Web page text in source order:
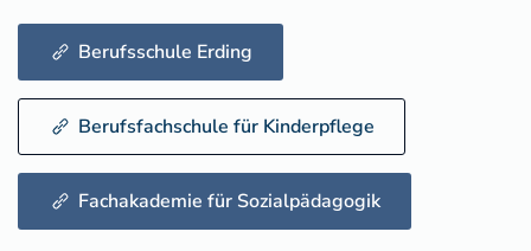
Berufsschule Erding
Berufsfachschule für Kinderpflege
Fachakademie für Sozialpädagogik